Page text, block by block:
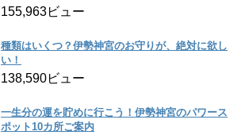
155,963ビュー
種類はいくつ？伊勢神宮のお守りが、絶対に欲し
い！
138,590ビュー
一生分の運を貯めに行こう！伊勢神宮のパワース
ポット10カ所ご案内